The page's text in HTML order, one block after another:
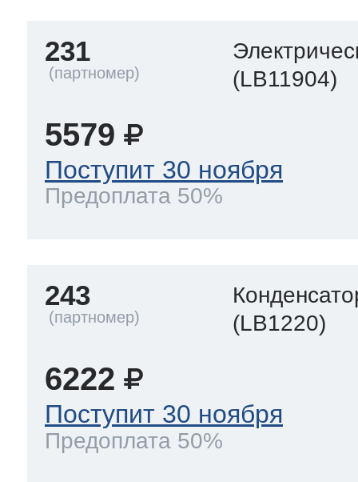
231
(LB11904)
5579
Поступит 30 ноября
Предоплата 50%
243
(LB1220)
6222
Поступит 30 ноября
Предоплата 50%